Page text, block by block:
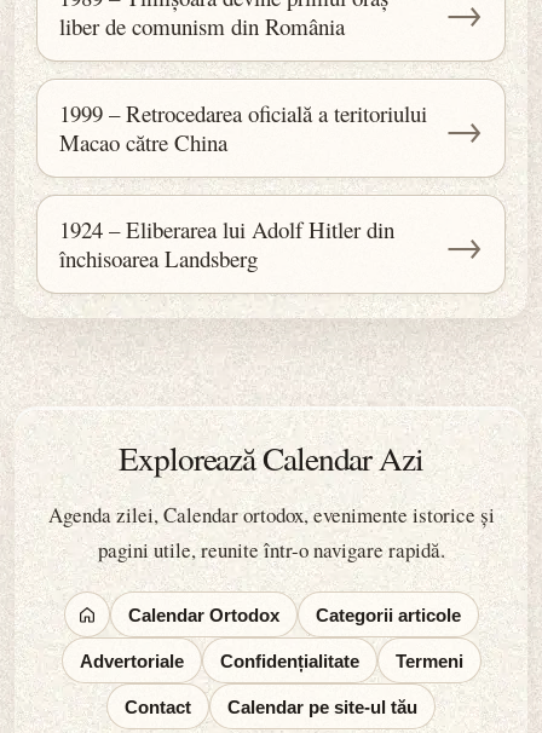
liber de comunism din România
→
1999 – Retrocedarea oficială a teritoriului
Macao către China
→
1924 – Eliberarea lui Adolf Hitler din
închisoarea Landsberg
→
Explorează Calendar Azi
Agenda zilei, Calendar ortodox, evenimente istorice și
pagini utile, reunite într-o navigare rapidă.
Calendar Ortodox Categorii articole
Advertoriale Confidențialitate Termeni
Contact Calendar pe site-ul tău